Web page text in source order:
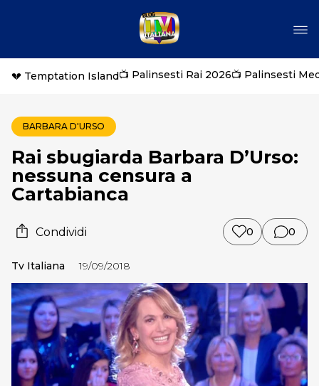
💔 Temptation Island📺 Palinsesti Rai 2026📺 Palinsesti
BARBARA D'URSO
Rai sbugiarda Barbara D’Urso:
nessuna censura a
Cartabianca
Condividi 0 0
Tv Italiana 19/09/2018